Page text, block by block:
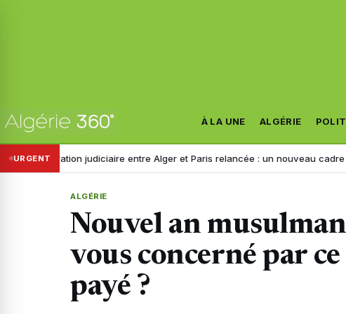
À LA UNE ALGÉRIE
URGENT
judiciaire entre Alger et Paris relancée : un nouveau cadre du
ALGÉRIE
Nouvel an
vous concerné par
payé ?